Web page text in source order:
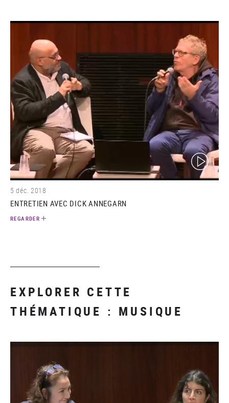
(video)
5 déc. 2018
ENTRETIEN AVEC DICK ANNEGARN
REGARDER
EXPLORER CETTE
THÉMATIQUE : MUSIQUE